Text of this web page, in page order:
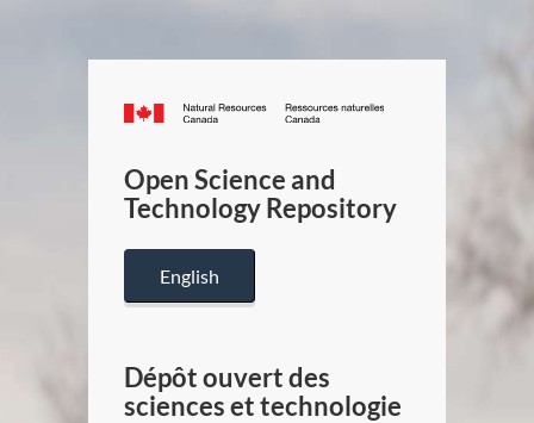
Canada.ca
/
Canada
Open Science and
Technology Repository
English
Dépôt ouvert des
sciences et technologie